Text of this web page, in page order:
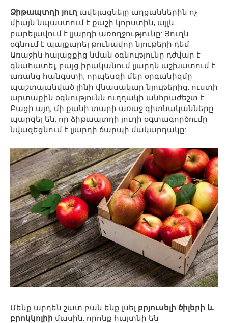
Ձիթապտղի յուղ ավելացնելը աղցաններին ոչ
միայն նպաստում է քաշի կորստին, այլև
բարելավում է լյարդի առողջությունը: Յուղն
օգնում է պայքարել թունավոր նյութերի դեմ:
Առաջին հայացքից նման օգնությունը դժվար է
գնահատել, բայց իրականում լյարդն աշխատում է
առանց հանգստի, որպեսզի մեր օրգանիզմը
պաշտպանված լինի վնասակար նյութերից, ուստի
արտաքին օգնությունն ուղղակի անհրաժեշտ է:
Բացի այդ, մի քանի տարի առաջ գիտնականները
պարզել են, որ ձիթապտղի յուղի օգտագործումը
նվազեցնում է լյարդի ճարպի մակարդակը:
Մենք արդեն շատ բան ենք լսել բրյուսելի ծիլերի և
բրոկկոլիի մասին, որոնք հայտնի են